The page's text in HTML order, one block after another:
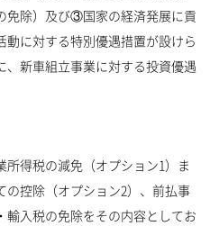
免除）及び③国家の経済発展に貢
に対する特別優遇措置が設けら
新車組立事業に対する投資優遇
得税の減免（オプション1）ま
の控除（オプション2）、前払事
入税の免除をその内容としてお